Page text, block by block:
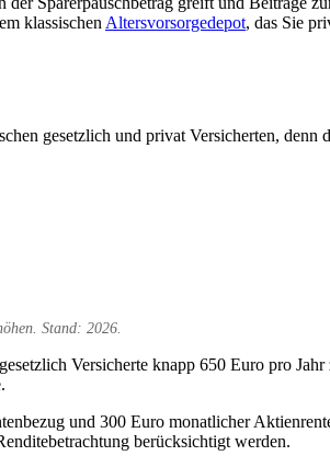
klassischenAltersvorsorgedepot, das Sie
gesetzlich und privat Versicherten, denn
Stand: 2026.
Versicherte knapp 650 Euro pro Jahr
und 300 Euro monatlicher
berücksichtigt werden.